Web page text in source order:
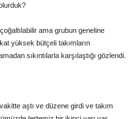
ama grubun geneline
yüksek bütçeli takımların
sıkıntılarla karşılaştığı gözlendi.
aştı ve düzene girdi ve takım